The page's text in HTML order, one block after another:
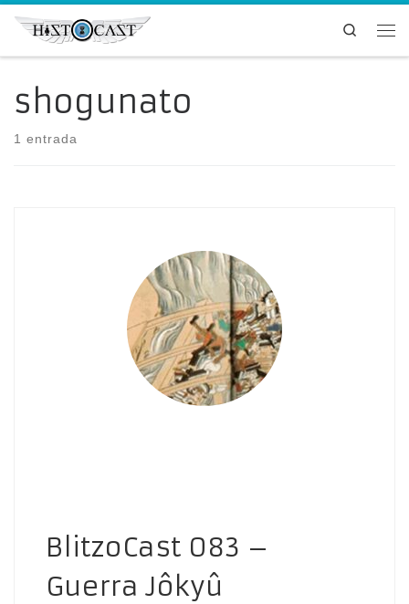
Saltar al contenido
Search
shogunato
1 entrada
BlitzoCast 083 –
Guerra Jôkyû